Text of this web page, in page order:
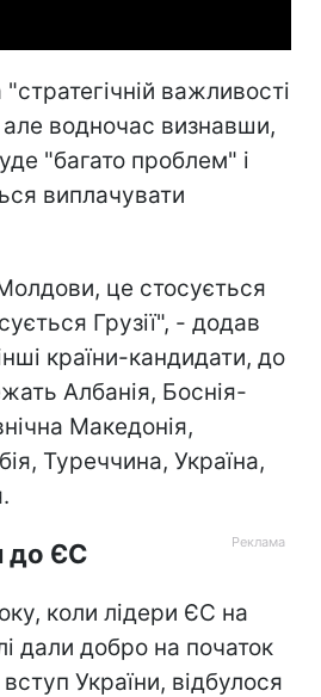
важливості
але водночас визнавши,
"багато проблем" і
виплачувати
це стосується
Грузії", - додав
країни-кандидати, до
Албанія, Боснія-
Македонія,
Туреччина, Україна,
до ЄС
коли лідери ЄС на
дали добро на початок
України, відбулося